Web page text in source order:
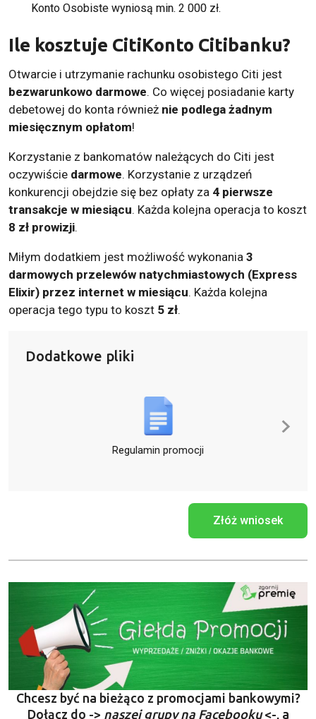
Konto Osobiste wyniosą min. 2 000 zł.
Ile kosztuje CitiKonto Citibanku?
Otwarcie i utrzymanie rachunku osobistego Citi jest
bezwarunkowo darmowe. Co więcej posiadanie karty
debetowej do konta również nie podlega żadnym
miesięcznym opłatom!
Korzystanie z bankomatów należących do Citi jest
oczywiście darmowe. Korzystanie z urządzeń
konkurencji obejdzie się bez opłaty za 4 pierwsze
transakcje w miesiącu. Każda kolejna operacja to koszt
8 zł prowizji.
Miłym dodatkiem jest możliwość wykonania 3
darmowych przelewów natychmiastowych (Express
Elixir) przez internet w miesiącu. Każda kolejna
operacja tego typu to koszt 5 zł.
Dodatkowe pliki
Regulamin promocji
Złóż wniosek
Chcesz być na bieżąco z promocjami bankowymi?
Dołącz do -> naszej grupy na Facebooku<-, a